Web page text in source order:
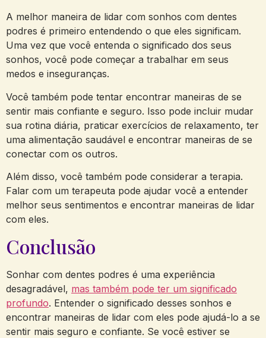
A melhor maneira de lidar com sonhos com dentes
podres é primeiro entendendo o que eles significam.
Uma vez que você entenda o significado dos seus
sonhos, você pode começar a trabalhar em seus
medos e inseguranças.
Você também pode tentar encontrar maneiras de se
sentir mais confiante e seguro. Isso pode incluir mudar
sua rotina diária, praticar exercícios de relaxamento, ter
uma alimentação saudável e encontrar maneiras de se
conectar com os outros.
Além disso, você também pode considerar a terapia.
Falar com um terapeuta pode ajudar você a entender
melhor seus sentimentos e encontrar maneiras de lidar
com eles.
Conclusão
Sonhar com dentes podres é uma experiência
desagradável, mas também pode ter um significado
profundo. Entender o significado desses sonhos e
encontrar maneiras de lidar com eles pode ajudá-lo a se
sentir mais seguro e confiante. Se você estiver se